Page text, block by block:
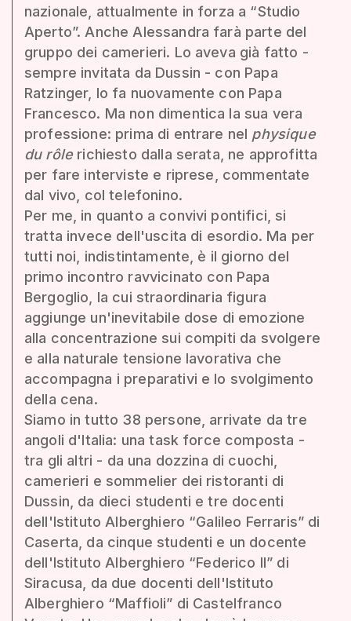
nazionale, attualmente in forza a “Studio
Aperto”. Anche Alessandra farà parte del
gruppo dei camerieri. Lo aveva già fatto -
sempre invitata da Dussin - con Papa
Ratzinger, lo fa nuovamente con Papa
Francesco. Ma non dimentica la sua vera
professione: prima di entrare nel physique
du rôlerichiesto dalla serata, ne approfitta
per fare interviste e riprese, commentate
dal vivo, col telefonino.
Per me, in quanto a convivi pontifici, si
tratta invece dell'uscita di esordio. Ma per
tutti noi, indistintamente, è il giorno del
primo incontro ravvicinato con Papa
Bergoglio, la cui straordinaria figura
aggiunge un'inevitabile dose di emozione
alla concentrazione sui compiti da svolgere
e alla naturale tensione lavorativa che
accompagna i preparativi e lo svolgimento
della cena.
Siamo in tutto 38 persone, arrivate da tre
angoli d'Italia: una task force composta -
tra gli altri - da una dozzina di cuochi,
camerieri e sommelier dei ristoranti di
Dussin, da dieci studenti e tre docenti
dell'Istituto Alberghiero “Galileo Ferraris” di
Caserta, da cinque studenti e un docente
dell'Istituto Alberghiero “Federico II” di
Siracusa, da due docenti dell'Istituto
Alberghiero “Maffioli” di Castelfranco